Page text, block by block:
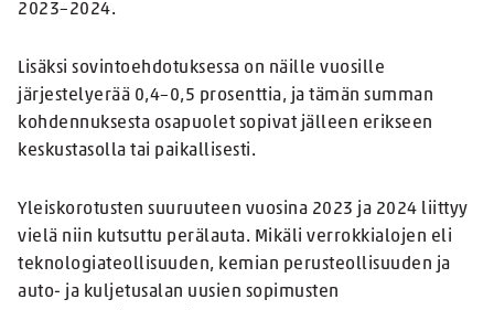
2023–2024.
Lisäksi sovintoehdotuksessa on näille vuosille
järjestelyerää 0,4–0,5 prosenttia, ja tämän summan
kohdennuksesta osapuolet sopivat jälleen erikseen
keskustasolla tai paikallisesti.
Yleiskorotusten suuruuteen vuosina 2023 ja 2024 liittyy
vielä niin kutsuttu perälauta. Mikäli verrokkialojen eli
teknologiateollisuuden, kemian perusteollisuuden ja
auto- ja kuljetusalan uusien sopimusten